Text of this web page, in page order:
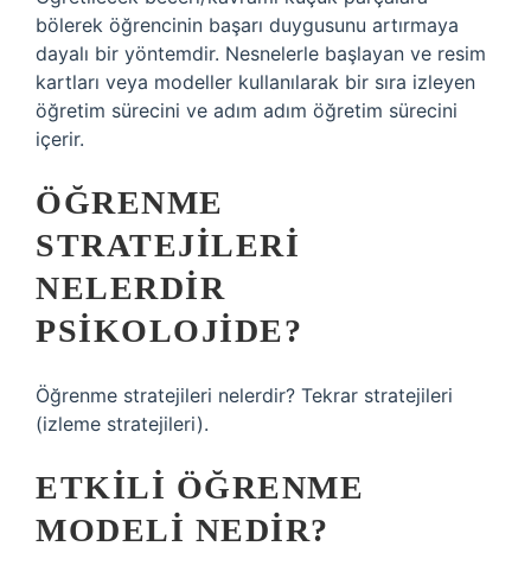
bölerek öğrencinin başarı duygusunu artırmaya
dayalı bir yöntemdir. Nesnelerle başlayan ve resim
kartları veya modeller kullanılarak bir sıra izleyen
öğretim sürecini ve adım adım öğretim sürecini
içerir.
ÖĞRENME
STRATEJILERI
NELERDIR
PSIKOLOJIDE?
Öğrenme stratejileri nelerdir? Tekrar stratejileri
(izleme stratejileri).
ETKILI ÖĞRENME
MODELI NEDIR?